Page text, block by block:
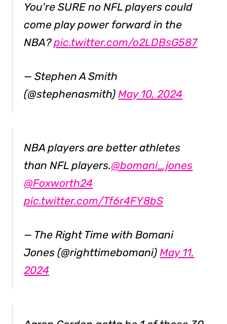
You're SURE no NFL players could
come play power forward in the
NBA?pic.twitter.com/o2LDBsG587
— Stephen A Smith
(@stephenasmith)May 10, 2024
NBA players are better athletes
than NFL players.@bomani_jones
@Foxworth24
pic.twitter.com/Tf6r4FY8bS
— The Right Time with Bomani
Jones (@righttimebomani)May 11,
2024